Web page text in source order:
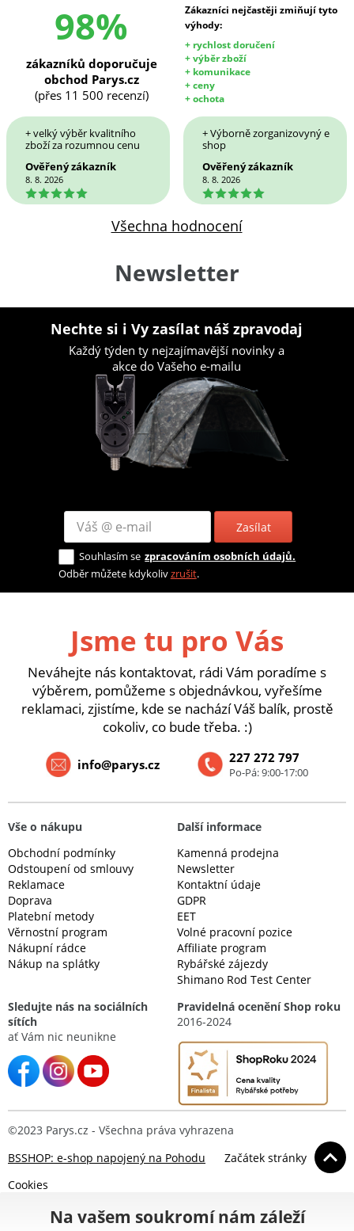
98%
Zákazníci nejčastěji zmiňují tyto
výhody:
+ rychlost doručení
+ výběr zboží
+ komunikace
+ ceny
+ ochota
zákazníků doporučuje
obchod Parys.cz
(přes 11 500 recenzí)
+ velký výběr kvalitního
zboží za rozumnou cenu
Ověřený zákazník
8. 8. 2026
5
+ Výborně zorganizovyný e
shop
Ověřený zákazník
8. 8. 2026
5
Všechna hodnocení
Newsletter
Nechte si i Vy zasílat náš zpravodaj
Každý týden ty nejzajímavější novinky a
akce do Vašeho e-mailu
Zasílat
Souhlasím se zpracováním osobních údajů.
Odběr můžete kdykolivzrušit.
Jsme tu pro Vás
Neváhejte nás kontaktovat, rádi Vám poradíme s
výběrem, pomůžeme s objednávkou, vyřešíme
reklamaci, zjistíme, kde se nachází Váš balík, prostě
cokoliv, co bude třeba. :)
227 272 797
Po-Pá: 9:00-17:00
info@parys.cz
Vše o nákupu
Obchodní podmínky
Odstoupení od smlouvy
Reklamace
Doprava
Platební metody
Věrnostní program
Nákupní rádce
Nákup na splátky
Další informace
Kamenná prodejna
Newsletter
Kontaktní údaje
GDPR
EET
Volné pracovní pozice
Affiliate program
Rybářské zájezdy
Shimano Rod Test Center
Sledujte nás na sociálních
sítích
ať Vám nic neunikne
Pravidelná ocenění Shop roku
2016-2024
©2023 Parys.cz - Všechna práva vyhrazena
BSSHOP: e-shop napojený na Pohodu
Začátek stránky
Cookies
Na vašem soukromí nám záleží